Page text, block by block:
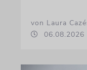
von Laura
06.08.2026